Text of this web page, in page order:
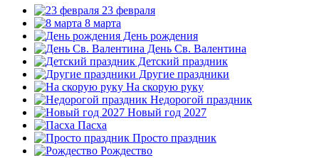
23 февраля
8 марта
День рождения
День Св. Валентина
Детский праздник
Другие праздники
На скорую руку
Недорогой праздник
Новый год 2027
Пасха
Просто праздник
Рождество